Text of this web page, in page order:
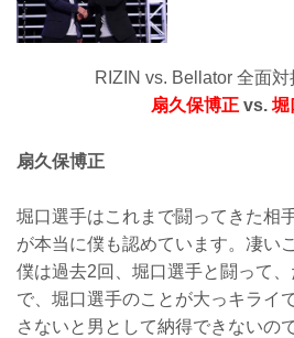
RIZIN vs. Bellator 全面
扇久保博正 vs. 堀
扇久保博正
堀口選手はこれまで闘ってきた相
が本当に僕も認めています。凄い
僕は過去2回、堀口選手と闘って
で、堀口選手のことが大っキライ
さないと男として納得できないの